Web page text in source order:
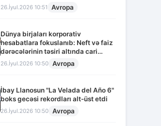
26.İyul.2026 10:51 Avropa
Dünya birjaları korporativ
hesabatlara fokuslanıb: Neft və faiz
dərəcələrinin təsiri altında cari
vəziyyət
26.İyul.2026 10:50 Avropa
İbay Llanosun "La Velada del Año 6"
boks gecəsi rekordları alt-üst etdi
26.İyul.2026 10:50 Avropa